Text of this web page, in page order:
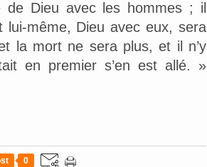
Dieu avec les hommes ; il
même, Dieu avec eux, sera
la mort ne sera plus, et il n’y
en premier s’en est allé. »
0